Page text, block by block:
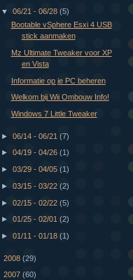
▼06/21 - 06/28(5)
Bootable vSphere Esxi 4 USB
stick aanmaken
Mz Ultimate Tweaker voor XP
en Vista
Informatie op je PC beheren
Welkom bij Wii Ombouw Info!
Windows 7 Little Tweaker
►06/14 - 06/21(7)
►04/19 - 04/26(1)
►03/29 - 04/05(1)
►03/15 - 03/22(2)
►02/15 - 02/22(5)
►01/25 - 02/01(2)
►01/11 - 01/18(1)
2008 (29)
2007 (60)